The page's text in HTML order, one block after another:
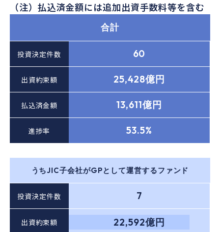
（注）払込済金額には追加出資手数料等を含む
合計
投資決定件数 60
出資約束額 25,428億円
払込済金額 13,611億円
進捗率 53.5%
うちJIC子会社がGPとして運営するファンド
投資決定件数 7
出資約束額 22,592億円